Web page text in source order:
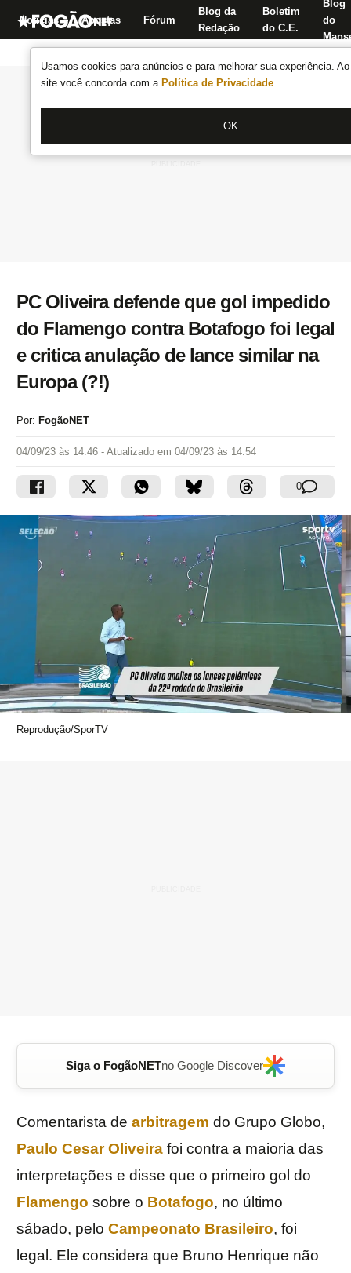
Usamos cookies para anúncios e para melhorar sua experiência.
site você concorda com a Política de Privacidade .
OK
Notícias Apostas Fórum
Blog da
Redação
Boletim
do C.E.
Blog
do
PC Oliveira defende que gol impedido
do Flamengo contra Botafogo foi legal
e critica anulação de lance similar na
Europa (?!)
Por: FogãoNET
04/09/23 às 14:46 - Atualizado em 04/09/23 às 14:54
0
Reprodução/SporTV
Siga o FogãoNETno Google Discover
Comentarista de arbitragem do Grupo Globo,
Paulo Cesar Oliveira foi contra a maioria das
interpretações e disse que o primeiro gol do
Flamengo sobre o Botafogo, no último
sábado, pelo Campeonato Brasileiro, foi
legal. Ele considera que Bruno Henrique não